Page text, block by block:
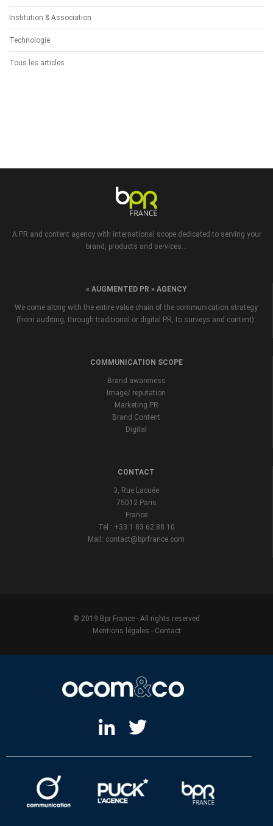
Institution & Association
Technologie
Tous les articles
A PR and content agency with international scope dedicated to serving your
brand, products and services...
« AUGMENTED PR » AGENCY
We come along with the entire value chain of the communication strategy
(from auditing, through traditional or digital PR, to surveys and content).
COMMUNICATION SCOPE
Brand awareness
Image/ reputation
Marketing PR
Brand Content
Digital
CONTACT
3, Rue Lacuée
75012 Paris
France
Tel : +33 1 83 62 88 10
Mail: contact@bprfrance.com
© 2019 Bpr France - All rights reserved
Mentions légales - Contact